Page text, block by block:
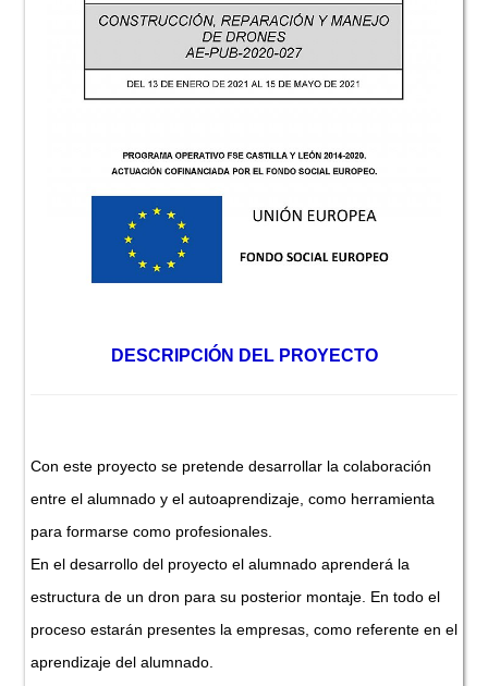
DESCRIPCIÓN DEL PROYECTO
Con este proyecto se pretende desarrollar la colaboración
entre el alumnado y el autoaprendizaje, como herramienta
para formarse como profesionales.
En el desarrollo del proyecto el alumnado aprenderá la
estructura de un dron para su posterior montaje. En todo el
proceso estarán presentes la empresas, como referente en el
aprendizaje del alumnado.